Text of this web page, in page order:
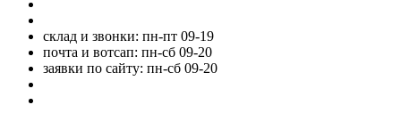
склад и звонки: пн-пт 09-19
почта и вотсап: пн-сб 09-20
заявки по сайту: пн-сб 09-20